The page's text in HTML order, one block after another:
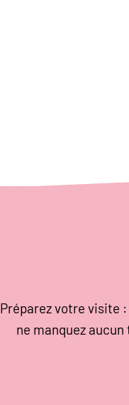
Préparez votre visite
ne manquez